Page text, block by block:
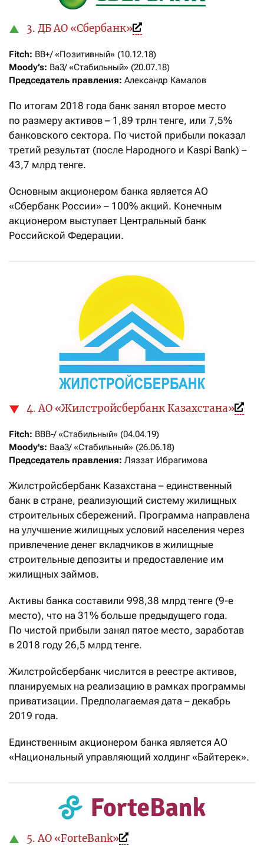
3. ДБ АО «Сбербанк»
Fitch:
Moody’s:
Председатель правления: Александр Камалов
По итогам 2018 года банк занял второе место
по размеру активов – 1,89 трлн тенге, или 7,5%
банковского сектора. По чистой прибыли показал
третий результат (после Народного и Kaspi Bank) –
43,7 млрд тенге.
Основным акционером банка является АО
«Сбербанк России» – 100% акций. Конечным
акционером выступает Центральный банк
Российской Федерации.
4. АО «Жилстройсбербанк Казахстана»
Fitch:
Moody's:
Председатель правления: Ляззат Ибрагимова
Жилстройсбербанк Казахстана – единственный
банк в стране, реализующий систему жилищных
строительных сбережений. Программа направлена
на улучшение жилищных условий населения через
привлечение денег вкладчиков в жилищные
строительные депозиты и предоставление им
жилищных займов.
Активы банка составили 998,38 млрд тенге (9-е
место), что на 31% больше предыдущего года.
По чистой прибыли занял пятое место, заработав
в 2018 году 26,5 млрд тенге.
Жилстройсбербанк числится в реестре активов,
планируемых на реализацию в рамках программы
приватизации. Предполагаемая дата – декабрь
2019 года.
Единственным акционером банка является АО
«Национальный управляющий холдинг «Байтерек».
5. АО «ForteBank»